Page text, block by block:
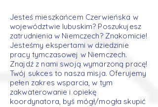
Jesteś mieszkańcem Czerwieńska w
województwie lubuskim? Poszukujesz
zatrudnienia w Niemczech? Znakomicie!
Jesteśmy ekspertami w dziedzinie
pracy tymczasowej w Niemczech.
Znajdź z nami swoją wymarzoną pracę!
Twój sukces to nasza misja. Oferujemy
pełen zakres wsparcia, w tym
zakwaterowanie i opiekę
koordynatora, byś mógł/mogła skupić